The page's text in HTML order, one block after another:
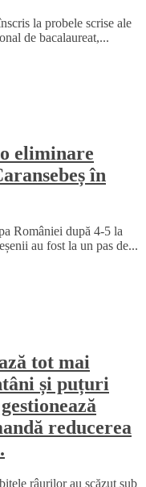
la probele scrise ale
de bacalaureat,...
eliminare
în
României după 4-5 la
au fost la un pas de...
tot mai
și puțuri
reducerea
râurilor au scăzut sub